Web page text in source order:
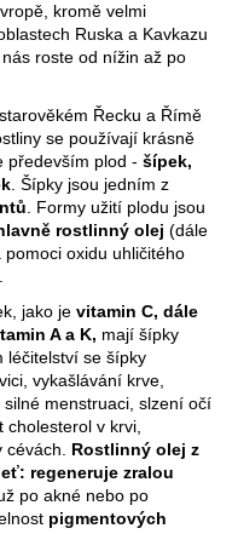
kromě velmi
Ruska a Kavkazu
roste od nížin až po
Řecku a Římě
se používají krásně
především plod - šípek,
. Šípky jsou jedním z
. Formy užití plodu jsou
rostlinný olej (dále
oxidu uhličitého
jako je vitamin C, dále
Aa K, mají šípky
léčitelství se šípky
vykašlávání krve,
menstruaci, slzení očí
cholesterol v krvi,
Rostlinný olej z
regeneruje zralou
po akné nebo po
pigmentových